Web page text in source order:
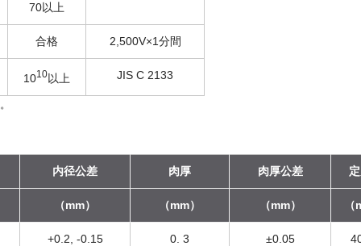
70以上
合格 2,500V×1分間
1010以上 JIS C 2133
内径公差 肉厚 肉厚公差
（mm） （mm） （mm） （
+0.2, -0.15 0. 3 ±0.05